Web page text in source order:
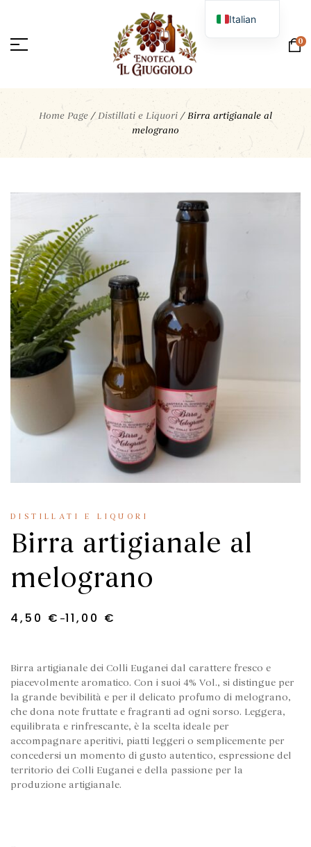
0
Home Page / Distillati e Liquori /Birra artigianale al
melograno
DISTILLATI E LIQUORI
Birra artigianale al
melograno
4,50 € -11,00 €
Birra artigianale dei Colli Euganei dal carattere fresco e
piacevolmente aromatico. Con i suoi 4% Vol., si distingue per
la grande bevibilità e per il delicato profumo di melograno,
che dona note fruttate e fragranti ad ogni sorso. Leggera,
equilibrata e rinfrescante, è la scelta ideale per
accompagnare aperitivi, piatti leggeri o semplicemente per
concedersi un momento di gusto autentico, espressione del
territorio dei Colli Euganei e della passione per la
produzione artigianale.
Italian